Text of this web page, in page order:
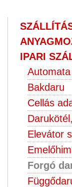
IPARI
Bakdaru
Cellás
Elevátor
Forgó